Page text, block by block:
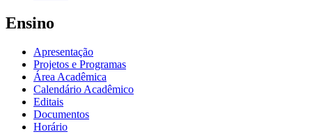
Ensino
Apresentação
Projetos e Programas
Área Acadêmica
Calendário Acadêmico
Editais
Documentos
Horário